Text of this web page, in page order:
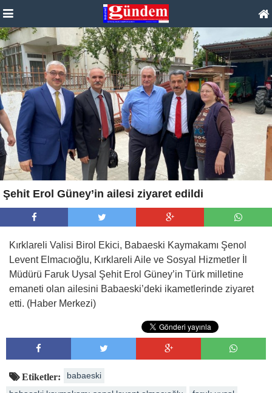
Şehit Erol Güney’in ailesi ziyaret edildi
Kırklareli Valisi Birol Ekici, Babaeski Kaymakamı Şenol
Levent Elmacıoğlu, Kırklareli Aile ve Sosyal Hizmetler İl
Müdürü Faruk Uysal Şehit Erol Güney’in Türk milletine
emaneti olan ailesini Babaeski’deki ikametlerinde ziyaret
etti. (Haber Merkezi)
Etiketler:
babaeski